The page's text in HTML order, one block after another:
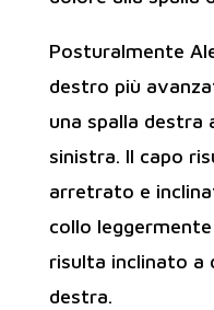
Posturalmente
destro più
una spalla destra
sinistra. Il capo
arretrato e
collo
risulta inclinato a
destra.